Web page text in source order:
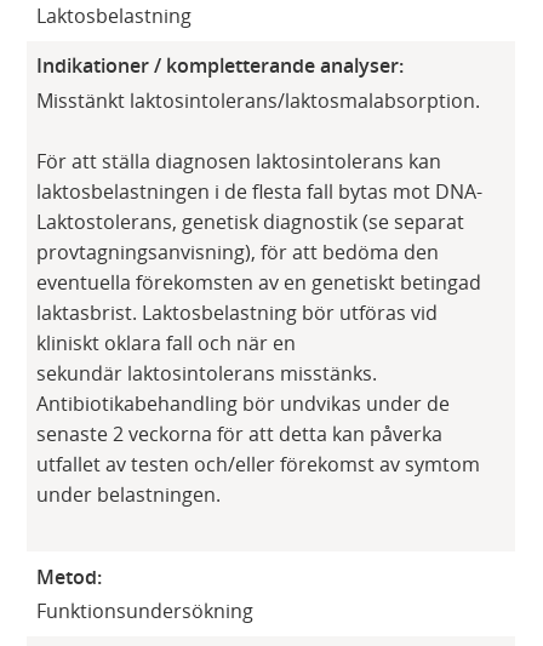
Laktosbelastning
Indikationer / kompletterande analyser:
Misstänkt laktosintolerans/laktosmalabsorption.
För att ställa diagnosen laktosintolerans kan
laktosbelastningen i de flesta fall bytas mot DNA-
Laktostolerans, genetisk diagnostik (se separat
provtagningsanvisning), för att bedöma den
eventuella förekomsten av en genetiskt betingad
laktasbrist. Laktosbelastning bör utföras vid
kliniskt oklara fall och när en
sekundär laktosintolerans misstänks.
Antibiotikabehandling bör undvikas under de
senaste 2 veckorna för att detta kan påverka
utfallet av testen och/eller förekomst av symtom
under belastningen.
Metod:
Funktionsundersökning